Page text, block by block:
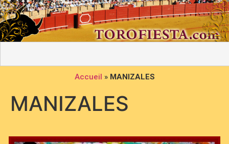
Accueil » MANIZALES
MANIZALES